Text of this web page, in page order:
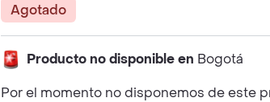
Agotado
Producto no disponible en Bogotá
Por el momento no disponemos de este